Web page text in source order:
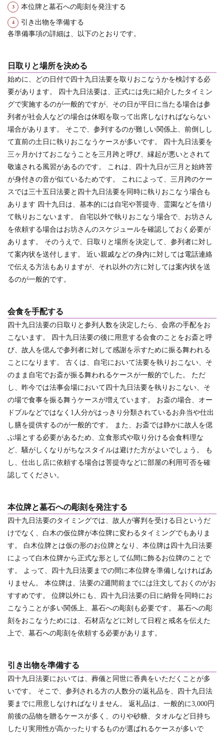
本位牌と墓石への彫刻を発注する
引き出物を準備する
各準備事項の詳細は、以下のとおりです。
日取りと場所を決める
始めに、どの日付で四十九日法要を取りおこなうかを検討する必
要があります。 四十九日法要は、正式には先に紹介したタイミン
グで実施するのが一般的ですが、その日が平日に当たる場合は参
列者が社会人などの場合は休暇を取って出席しなければならない
場合があります。 そこで、参列するのが難しい関係上、前倒しし
て直前の土日に執りおこなうケースが多いです。
四十九日法要を
三ヶ月かけておこなうことを三月跨と呼び、縁起が悪いとされて
敬遠される風習があるのです。 これは、四十九日が三月と始終苦
が身付きの音が似ているためです。 これによって、三月跨のケー
スでは三十五日法要と四十九日法要を同時に執りおこなう場合も
あります 四十九日は、基本的には自宅や菩提寺、霊園などを借り
て執りおこないます。 自宅以外で執りおこなう場合で、お坊さん
を依頼する場合はお坊さんのスケジュールを確認しておく必要が
あります。 そのうえで、日取りと場所を決定して、参列者に対し
て案内状を送付します。 近い親戚などの身内に対しては電話連絡
で伝える方法もありますが、それ以外の方に対しては案内状を送
るのが一般的です。
会食を手配する
四十九日法要の日取りと参列人数を決定したら、会席の手配をお
こないます。
四十九日法要の後に用意する会食のことをお斎と呼
び、故人を偲んで参列者に対して感謝を示すために振る舞われる
ことになります。
古くは、自宅において法要を執りおこない、そ
のまま自宅でお斎が振る舞われるケースが一般的でした。 ただ
し、昨今では法事会場において四十九日法要を執りおこない、そ
の場で食事を振る舞うケースが増えています。 お斎の場合、オー
ドブルなどではなく1人分がはっきり分類されているお弁当や仕出
し膳を提供するのが一般的です。 また、お斎では静かに故人を偲
ぶ場とする必要があるため、立食形式や取り分ける会食料理な
ど、騒がしくなりがちなスタイルは避けた方がよいでしょう。 も
し、仕出し店に依頼する場合は菩提寺などに部屋の利用可否を確
認してください。
本位牌と墓石への彫刻を発注する
四十九日法要のタイミングでは、故人が審判を受ける日というだ
けでなく、白木の仮位牌が本位牌に変わるタイミングでもありま
す。
白木位牌とは仮の形のお位牌となり、本位牌は四十九日法要
によって白木位牌から正式な形として仏間に飾るお位牌のことで
す。 よって、四十九日法要までの間に本位牌を準備しなければあ
りません。 本位牌は、法要の2週間前までには注文しておくのがお
すすめです。 位牌以外にも、四十九日法要の日に納骨を同時にお
こなうことが多い関係上、墓石への彫刻も必要です。 墓石への彫
刻をおこなうためには、石材店などに対して日程と戒名を伝えた
上で、墓石への彫刻を依頼する必要があります。
引き出物を準備する
四十九日法要においては、葬儀と同世に香典をいただくことが多
いです。 そこで、参列される方の人数分の返礼品を、四十九日法
要までに用意しなければなりません。
返礼品は、一般的に3,000円
前後の品物を贈るケースが多く、のりや砂糖、タオルなど日持ち
したり実用性が高かったりするものが選ばれるケースが多いで